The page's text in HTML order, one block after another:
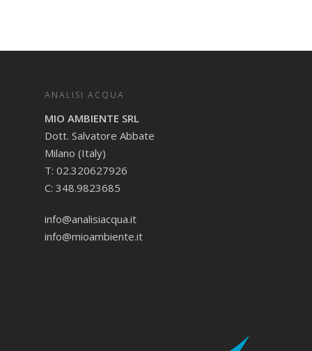
ANALISI ACQUA
MIO AMBIENTE SRL
Dott. Salvatore Abbate
Milano (Italy)
T: 02.320627926
C: 348.9823685
info@analisiacqua.it
info@mioambiente.it